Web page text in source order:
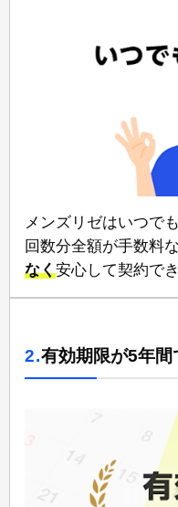
メンズリゼは⁠いつで
回数分全額が手数料
なく安心して契約でき
2.有効期限が5年間